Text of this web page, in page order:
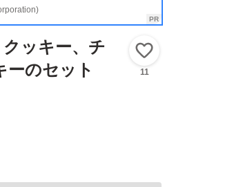
ッキー、チ
ーのセット
11